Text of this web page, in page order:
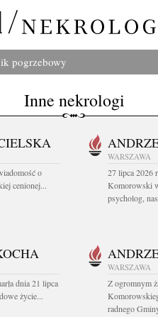
pogrzebowy
Inne nekrologi
o
cenionej...
WARSZAWA
27 lipca 2026
Komorowski
psycholog,
dnia 21 lipca
życie...
WARSZAWA
Z ogromnym
radnego